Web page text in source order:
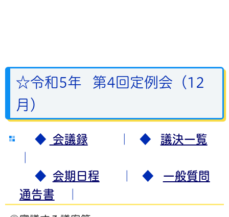
☆令和5年 第4回定例会（12
月）
◆ 会議録 ｜ ◆ 議決一覧
◆ 会期日程 ｜ ◆ 一般質問
通告書